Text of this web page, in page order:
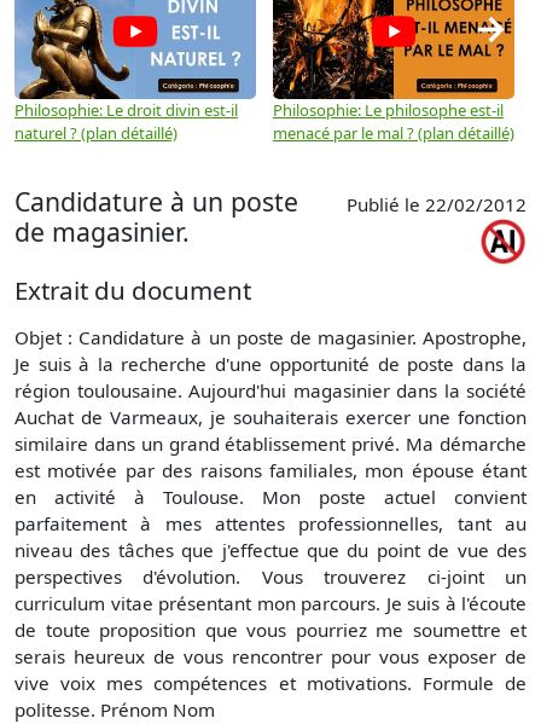
Philosophie: Le droit divin est-il
naturel ? (plan détaillé)
Philosophie: Le philosophe est-il
menacé par le mal ? (plan détaillé)
→
Candidature à un poste
de magasinier.
Publié le 22/02/2012
Extrait du document
Objet : Candidature à un poste de magasinier. Apostrophe,
Je suis à la recherche d'une opportunité de poste dans la
région toulousaine. Aujourd'hui magasinier dans la société
Auchat de Varmeaux, je souhaiterais exercer une fonction
similaire dans un grand établissement privé. Ma démarche
est motivée par des raisons familiales, mon épouse étant
en activité à Toulouse. Mon poste actuel convient
parfaitement à mes attentes professionnelles, tant au
niveau des tâches que j'effectue que du point de vue des
perspectives d'évolution. Vous trouverez ci-joint un
curriculum vitae présentant mon parcours. Je suis à l'écoute
de toute proposition que vous pourriez me soumettre et
serais heureux de vous rencontrer pour vous exposer de
vive voix mes compétences et motivations. Formule de
politesse. Prénom Nom